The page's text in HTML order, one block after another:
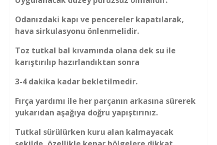
Odanızdaki kapı ve pencereler kapatılarak,
hava sirkulasyonu önlenmelidir.
Toz tutkal bal kıvamında olana dek su ile
karıştırılıp hazırlandıktan sonra
3-4 dakika kadar bekletilmedir.
Fırça yardımı ile her parçanın arkasına sürerek
yukarıdan aşağıya doğru yapıştırınız.
Tutkal sürülürken kuru alan kalmayacak